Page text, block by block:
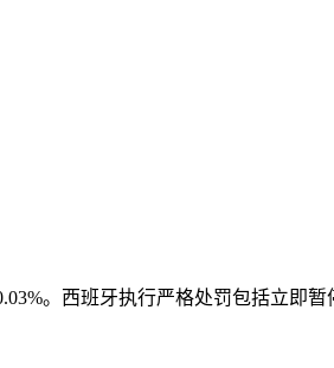
。西班牙执行严格处罚包括立即暂